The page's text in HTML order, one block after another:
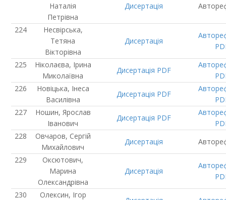
Наталія
Петрівна
Дисертація
Несвірська,
Тетяна
Вікторівна
Дисертація
Ніколаєва, Ірина
Миколаївна
Дисертація PDF
Новіцька, Інеса
Василівна
Дисертація PDF
Ношин, Ярослав
Іванович
Дисертація PDF
Овчаров, Сергій
Михайлович
Дисертація
Оксютович,
Марина
Олександрівна
Дисертація
Олексин, Ігор